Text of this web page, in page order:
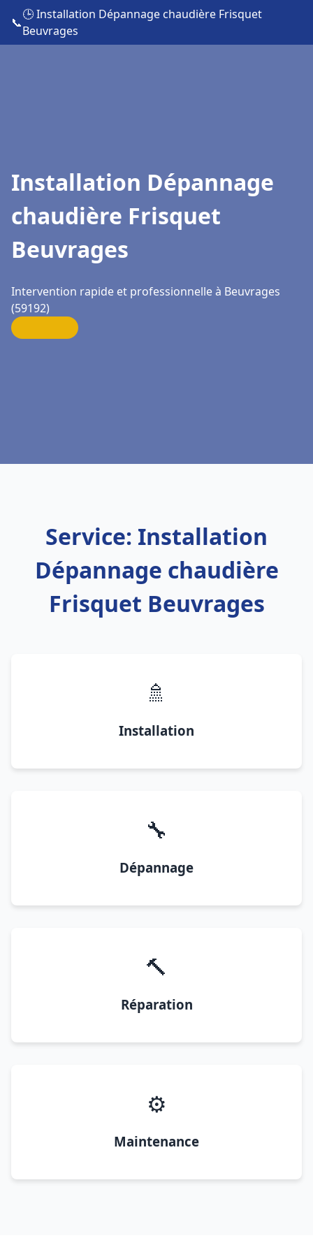
📞
🕒 Installation Dépannage chaudière Frisquet
Beuvrages
Installation Dépannage
chaudière Frisquet
Beuvrages
Intervention rapide et professionnelle à Beuvrages
(59192)
Service: Installation
Dépannage chaudière
Frisquet Beuvrages
🚿
Installation
🔧
Dépannage
🔨
Réparation
⚙️
Maintenance